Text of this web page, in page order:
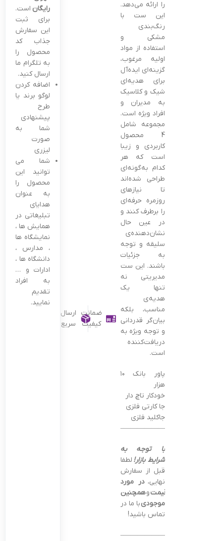
را ارائه می‌دهد.
این ست با
رنگ‌بندی
مشکی و
استفاده از مواد
اولیه مرغوب،
گزینه‌ای ایده‌آل
برای هدیه‌ای
شیک و کلاسیک
به مدیران و
افراد ویژه است.
مجموعه شامل
4 محصول
کاربردی و زیبا
است که هر
کدام به‌گونه‌ای
طراحی شده‌اند
تا نیازهای
روزمره حرفه‌ای
را برطرف کنند و
در عین حال
نشان‌دهنده‌ی
سلیقه و توجه
به جزئیات
باشند. این ست
مدیریتی نه
تنها یک
هدیه‌ی
مناسب، بلکه
بیان‌گر قدردانی
و توجه ویژه به
دریافت‌کننده
است.
پاور بانک ۱۰
هزار
خودکار تاچ دار
جا کارتی فلزی
جاکلید فلزی
———————————————–
با توجه به
شرایط بازار! لطفا
قبل از سفارش
نهایی،در مورد
قیمتوهمچنین
موجودیبا ما در
تماس باشید!
———————————————–
ضمانت
کیفیت
ارسال
سریع
رایگان است.
برای ثبت
این سفارش
جذاب کد
محصول را
به تلگرام ما
ارسال کنید.
اضافه کردن
لوگو برند یا
طرح
پیشنهادی
شما به
صورت
لیزری
شما می
توانید این
محصول را
به عنوان
هدایای
تبلیغاتی در
همایش ها ،
نمایشگاه ها
، مدارس ،
دانشگاه ها ،
ادارات و …
به افراد
تقدیم
نمایید.